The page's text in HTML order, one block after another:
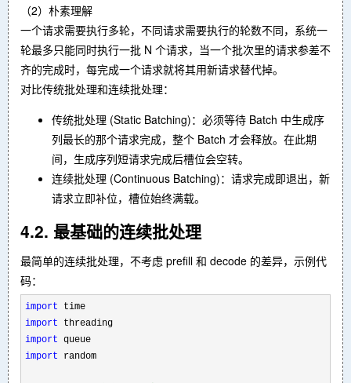
（2）朴素理解
一个请求需要执行多轮，不同请求需要执行的轮数不同，系统一
轮最多只能同时执行一批 N 个请求，当一个批次里的请求参差不
齐的完成时，每完成一个请求就将其用新请求替代掉。
对比传统批处理和连续批处理：
传统批处理 (Static Batching)：必须等待 Batch 中生成序
列最长的那个请求完成，整个 Batch 才会释放。在此期
间，生成序列短请求完成后槽位会空转。
连续批处理 (Continuous Batching)：请求完成即退出，新
请求立即补位，槽位始终满载。
4.2. 最基础的连续批处理
最简单的连续批处理，不考虑 prefill 和 decode 的差异，示例代
码：
import
import
import
import random